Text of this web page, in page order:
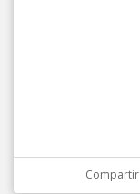
Compartir